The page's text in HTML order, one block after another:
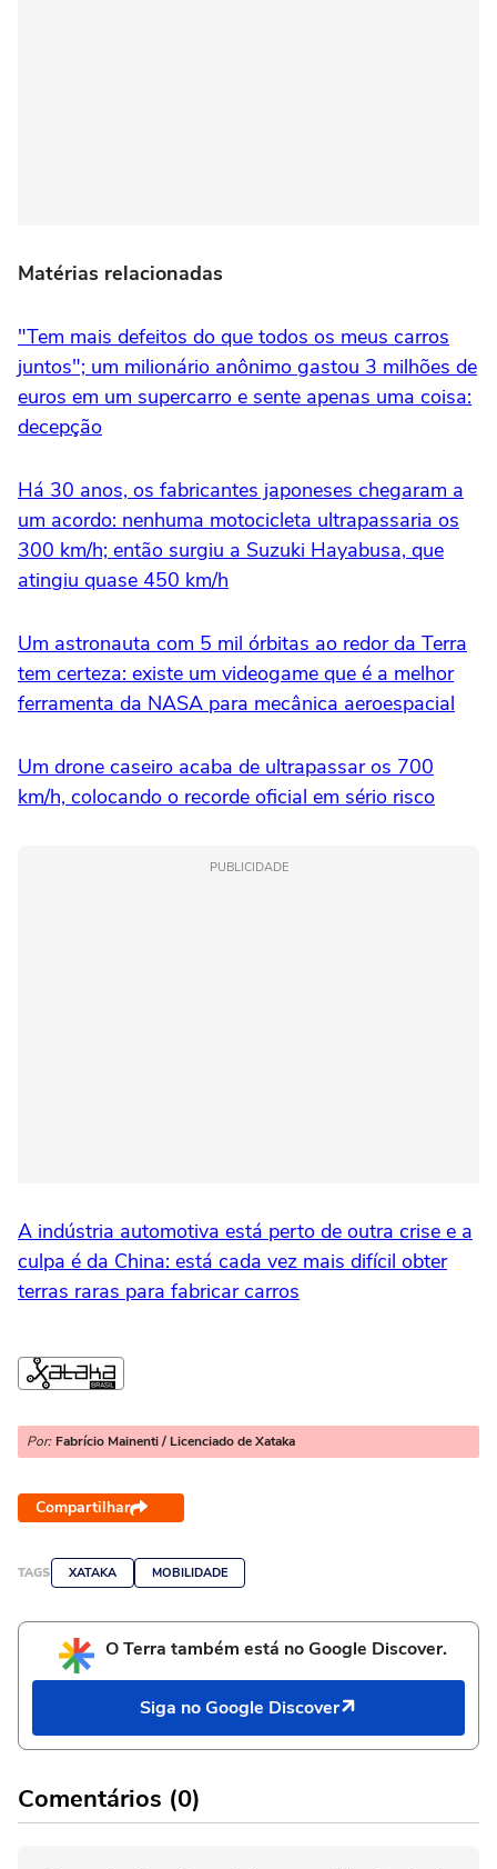
Matérias relacionadas
"Tem mais defeitos do que todos os meus carros
juntos"; um milionário anônimo gastou 3 milhões de
euros em um supercarro e sente apenas uma coisa:
decepção
Há 30 anos, os fabricantes japoneses chegaram a
um acordo: nenhuma motocicleta ultrapassaria os
300 km/h; então surgiu a Suzuki Hayabusa, que
atingiu quase 450 km/h
Um astronauta com 5 mil órbitas ao redor da Terra
tem certeza: existe um videogame que é a melhor
ferramenta da NASA para mecânica aeroespacial
Um drone caseiro acaba de ultrapassar os 700
km/h, colocando o recorde oficial em sério risco
PUBLICIDADE
A indústria automotiva está perto de outra crise e a
culpa é da China: está cada vez mais difícil obter
terras raras para fabricar carros
Por: Fabrício Mainenti / Licenciado de Xataka
Compartilhar
TAGS XATAKA MOBILIDADE
O Terra também está no Google Discover.
Siga no Google Discover
Comentários (0)